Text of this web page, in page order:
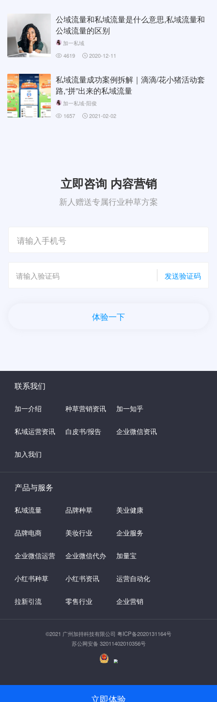
公域流量和私域流量是什么意思,私域流量和
公域流量的区别
加一私域
4619
2020-12-11
私域流量成功案例拆解｜滴滴/花小猪活动套
路,“拼”出来的私域流量
加一私域-阳俊
1657
2021-02-02
立即咨询 内容营销
新人赠送专属行业种草方案
发送验证码
体验一下
联系我们
加一介绍 种草营销资讯 加一知乎
私域运营资讯 白皮书/报告 企业微信资讯
加入我们
产品与服务
私域流量 品牌种草 美业健康
品牌电商 美妆行业 企业服务
企业微信运营 企业微信代办 加量宝
小红书种草 小红书资讯 运营自动化
拉新引流 零售行业 企业营销
©2021 广州加持科技有限公司 粤ICP备2020131164号
苏公网安备 32011402010356号
立即体验